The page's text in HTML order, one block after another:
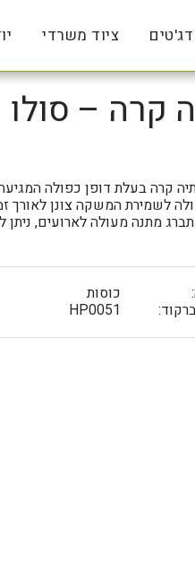
ציוד משרדי
קרה – סולו
לשמירת המשקה צונן לאורך
מתנה מעולה לארועים,
כוסות